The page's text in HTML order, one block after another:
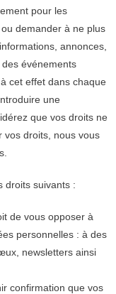
pour les
demander à ne plus
annonces,
événements
cet effet dans chaque
une
que vos droits ne
vos droits, nous vous
droits suivants :
de vous opposer à
personnelles : à des
newsletters ainsi
confirmation que vos